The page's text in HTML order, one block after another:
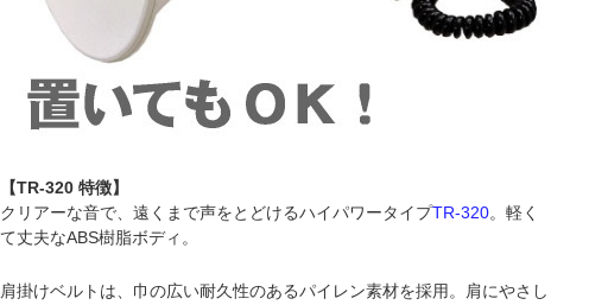
【TR-320 特徴】
クリアーな音で、遠くまで声をとどけるハイパワータイプTR-320。軽く
て丈夫なABS樹脂ボディ。
肩掛けベルトは、巾の広い耐久性のあるパイレン素材を採用。肩にやさし